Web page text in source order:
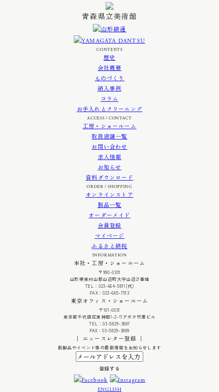
青森県立美術館
CONTENTS
歴史
会社概要
ものづくり
納入事例
コラム
お手入れとクリーニング
ACCESS / CONTACT
工房・ショールーム
取扱店舗一覧
お問い合わせ
求人情報
お知らせ
資料ダウンロード
ORDER / SHOPPING
オンラインストア
製品一覧
オーダーメイド
会員登録
マイページ
ふるさと納税
INFORMATION
本社・工房・ショールーム
〒990-0301
山形県東村山郡山辺町大字山辺21番地
TEL：023-664-5811(代)
FAX：023-665-7513
東京オフィス・ショールーム
〒101-0031
東京都千代田区東神田1-2-11アガタ竹澤ビル
TEL：03-5829-3887
FAX：03-5829-3889
｜ ニュースレター登録 ｜
新製品やイベント等の最新情報をお知らせします
ENGLISH